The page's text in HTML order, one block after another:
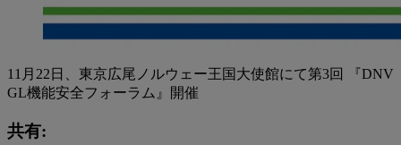
11月22日、東京広尾ノルウェー王国大使館にて第3回 『DNV
GL機能安全フォーラム』開催
共有: